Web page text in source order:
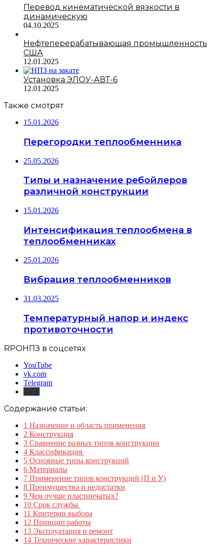
Перевод кинематической вязкости в
динамическую
04.10.2025
Нефтеперерабатывающая промышленность
США
12.01.2025
Установка ЭЛОУ-АВТ-6
12.01.2025
Также смотрят
15.01.2026
Перегородки теплообменника
25.05.2026
Типы и назначение ребойлеров
различной конструкции
15.01.2026
Интенсификация теплообмена в
теплообменниках
25.01.2026
Вибрация теплообменников
31.03.2025
Температурный напор и индекс
противоточности
RPOНПЗ в соцсетях
YouTube
vk.com
Telegram
Содержание статьи:
1 Назначение и область применения
2 Конструкция
3 Сравнение разных типов конструкции
4 Классификация
5 Основные типы конструкций
6 Материалы
7 Применение типов конструкций (П и У)
8 Преимущества и недостатки
9 Чем лучше пластинчатых?
10 Срок службы
11 Критерии выбора
12 Принцип работы
13 Эксплуатация и ремонт
14 Технические характеристики